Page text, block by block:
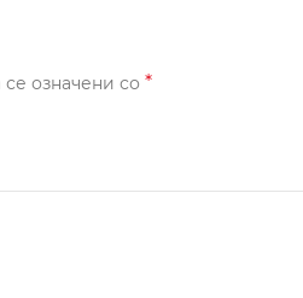
означени со *